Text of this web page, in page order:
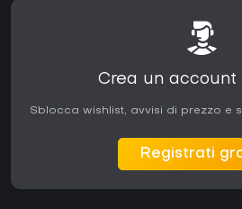
Crea un account
Sblocca wishlist, avvisi di prezzo e
Registrati